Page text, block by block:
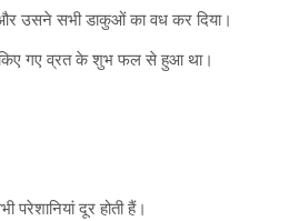
उसने सभी डाकुओं का वध कर दिया।
किए गए व्रत के शुभ फल से हुआ था।
दूर होती हैं।